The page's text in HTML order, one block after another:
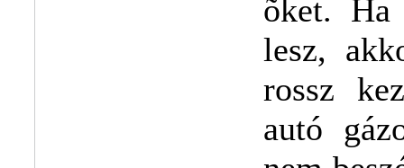
õket.
lesz,
rossz
autó